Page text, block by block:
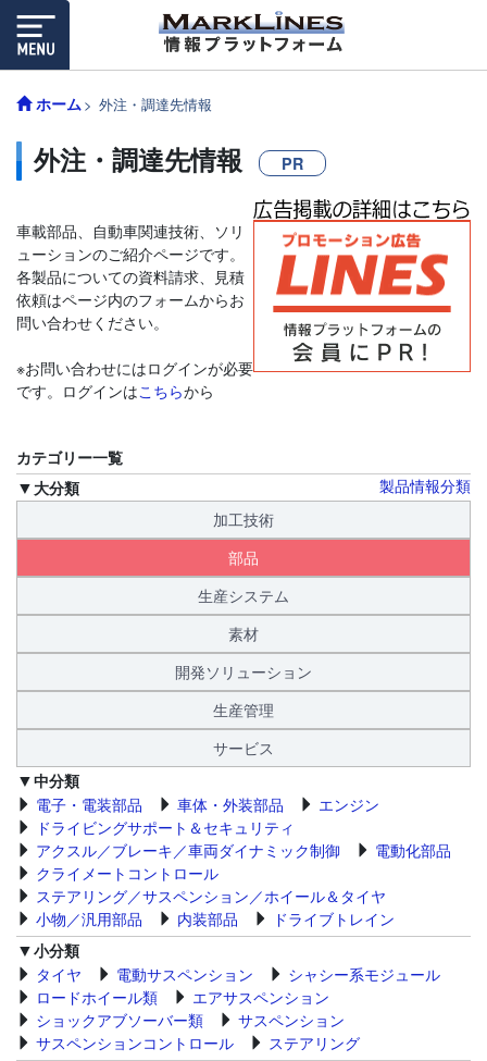
ホーム 外注・調達先情報
外注・調達先情報 PR
車載部品、自動車関連技術、ソリ
ューションのご紹介ページです。
各製品についての資料請求、見積
依頼はページ内のフォームからお
問い合わせください。
※お問い合わせにはログインが必要
です。ログインはこちらから
カテゴリー一覧
製品情報分類
大分類
加工技術
部品
生産システム
素材
開発ソリューション
生産管理
サービス
中分類
電子・電装部品
車体・外装部品
エンジン
ドライビングサポート＆セキュリティ
アクスル／ブレーキ／車両ダイナミック制御
電動化部品
クライメートコントロール
ステアリング／サスペンション／ホイール＆タイヤ
小物／汎用部品
内装部品
ドライブトレイン
小分類
タイヤ
電動サスペンション
シャシー系モジュール
ロードホイール類
エアサスペンション
ショックアブソーバー類
サスペンション
サスペンションコントロール
ステアリング